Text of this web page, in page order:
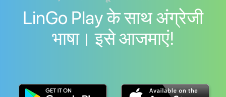
LinGo Play के साथ अंग्रेजी
भाषा। इसे आजमाएं!